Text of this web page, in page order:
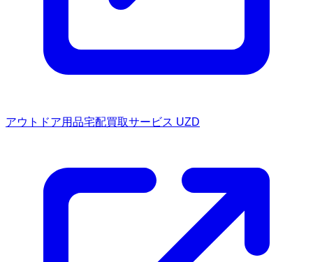
アウトドア用品宅配買取サービス UZD